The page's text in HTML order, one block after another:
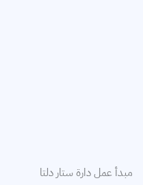
مبدأ عمل دارة ستار دلتا